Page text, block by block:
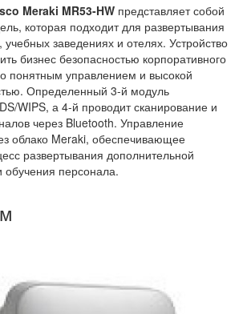
Meraki MR53-HW представляет собой
которая подходит для развертывания
заведениях и отелях. Устройство
бизнес безопасностью корпоративного
понятным управлением и высокой
Определенный 3-й модуль
WIPS, а 4-й проводит сканирование и
через Bluetooth. Управление
облако Meraki, обеспечивающее
развертывания дополнительной
персонала.